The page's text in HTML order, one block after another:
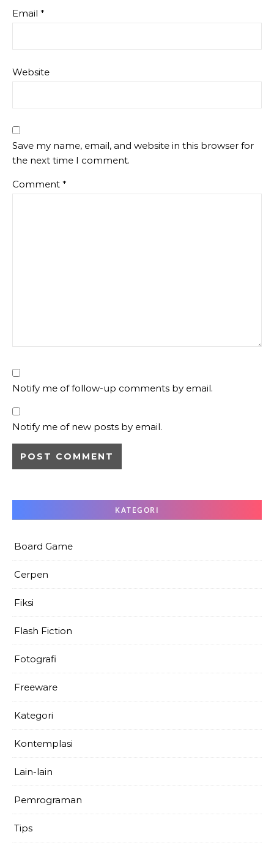
Email *
Website
Save my name, email, and website in this browser for
the next time I comment.
Comment *
Notify me of follow-up comments by email.
Notify me of new posts by email.
KATEGORI
Board Game
Cerpen
Fiksi
Flash Fiction
Fotografi
Freeware
Kategori
Kontemplasi
Lain-lain
Pemrograman
Tips